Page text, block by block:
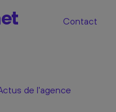
Contact
de l'agence